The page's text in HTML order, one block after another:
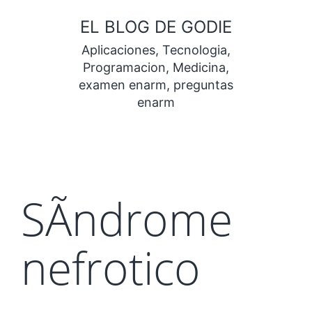
contenido
EL BLOG DE GODIE
Aplicaciones, Tecnologia,
Programacion, Medicina,
examen enarm, preguntas
enarm
SÃ­ndrome
nefrotico